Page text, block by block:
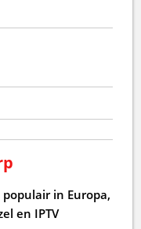
in Europa,
en IPTV